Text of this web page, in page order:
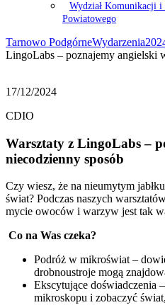
Wydział Komunikacji i
Powiatowego
Tarnowo PodgórneWydarzenia
LingoLabs – poznajemy angielski
17/12/2024
CDIO
Warsztaty z LingoLabs –
niecodzienny sposób
Czy wiesz, że na nieumytym
świat? Podczas naszych
mycie owoców i warzyw jest tak
Co na Was czeka?
Podróż w mikroświat –
drobnoustroje mogą
Ekscytujące doświadczenia
mikroskopu i zobaczyć